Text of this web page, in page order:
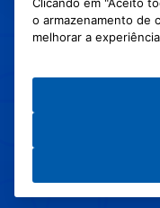
DISPONÍVEL NAS
Copyright © 2026 Hospital
o armazenamento de
melhorar a